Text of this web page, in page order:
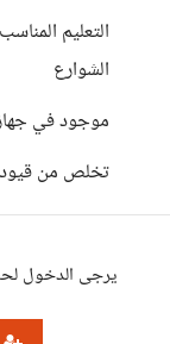
التعليم
الشوارع
موجود في جهاز
تخلص من قيود
يرجى الدخول